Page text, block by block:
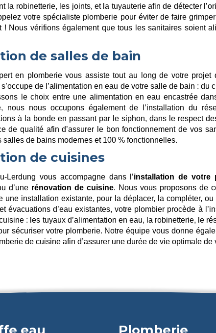
la robinetterie, les joints, et la tuyauterie afin de détecter
votre spécialiste plomberie pour éviter de faire
! Nous vérifions également que tous les sanitaires soient
de salles de bain
en plomberie vous assiste tout au long de votre
de l’alimentation en eau de votre salle de bain :
le choix entre une alimentation en eau encastrée
nous nous occupons également de l’installation du
à la bonde en passant par le siphon, dans le respect
de qualité afin d’assurer le bon fonctionnement de vos
salles de bains modernes et 100 % fonctionnelles.
de cuisines
Lerdung vous accompagne dans l’installation de votre
d’une rénovation de cuisine. Nous vous proposons de
une installation existante, pour la déplacer, la compléter,
évacuations d’eau existantes, votre plombier procède à
: les tuyaux d’alimentation en eau, la robinetterie, le
sécuriser votre plomberie. Notre équipe vous donne
de cuisine afin d’assurer une durée de vie optimale